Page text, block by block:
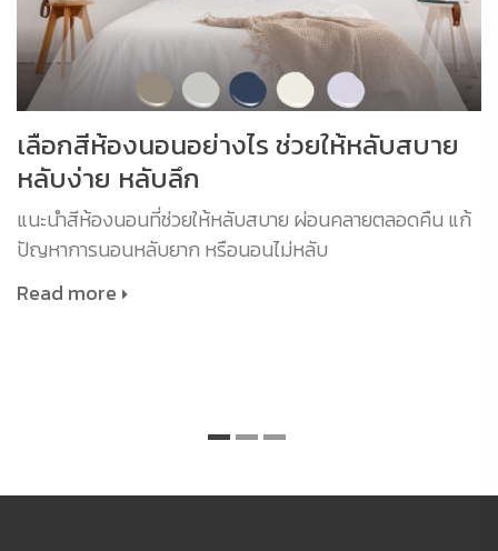
เลือกสีห้องนอนอย่างไร ช่วยให้หลับสบาย
หลับง่าย หลับลึก
แนะนำสีห้องนอนที่ช่วยให้หลับสบาย ผ่อนคลายตลอดคืน แก้
ปัญหาการนอนหลับยาก หรือนอนไม่หลับ
Read more